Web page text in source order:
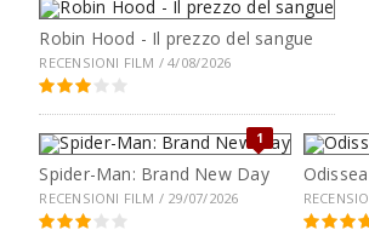
Robin Hood - Il prezzo del sangue
RECENSIONI FILM / 4/08/2026
1
Spider-Man: Brand New Day
RECENSIONI FILM / 29/07/2026
Odissea